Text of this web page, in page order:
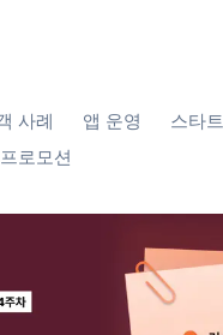
사례 앱 운영 스타
프로모션